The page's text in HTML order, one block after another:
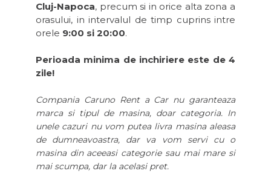
Cluj-Napoca, precum si in orice alta zona a
orasului, in intervalul de timp cuprins intre
orele 9:00 si 20:00.
Perioada minima de inchiriere este de 4
zile!
Compania Caruno Rent a Car nu garanteaza
marca si tipul de masina, doar categoria. In
unele cazuri nu vom putea livra masina aleasa
de dumneavoastra, dar va vom servi cu o
masina din aceeasi categorie sau mai mare si
mai scumpa, dar la acelasi pret.